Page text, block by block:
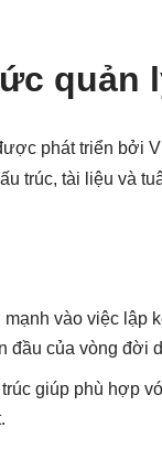
quản
phát triển bởi
trúc, tài liệu và
vào việc lập
đầu của vòng đời
giúp phù hợp